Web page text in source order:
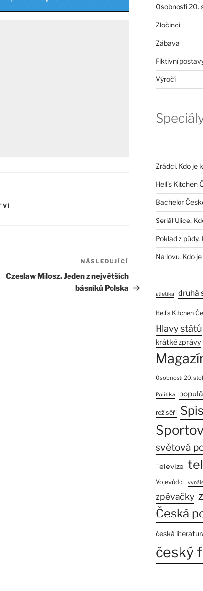
příspěvek
NÁSLEDUJÍCÍ
Czeslaw Milosz. Jeden z největších
básníků Polska
Osobnosti 20.
Zločinci
Zábava
Fiktivní
Výročí
Zrádci. Kdo je
Hell’s Kitchen
Bachelor
Seriál Ulice.
Poklad z půdy.
Na lovu. Kdo
atletika druhá
Hell’s Kitchen
Hlavy států
krátké zprávy
Osobnosti 20.
Politika
režiséři
světová
Televize
Vojevůdci
zpěvačky
Česká
česká
český